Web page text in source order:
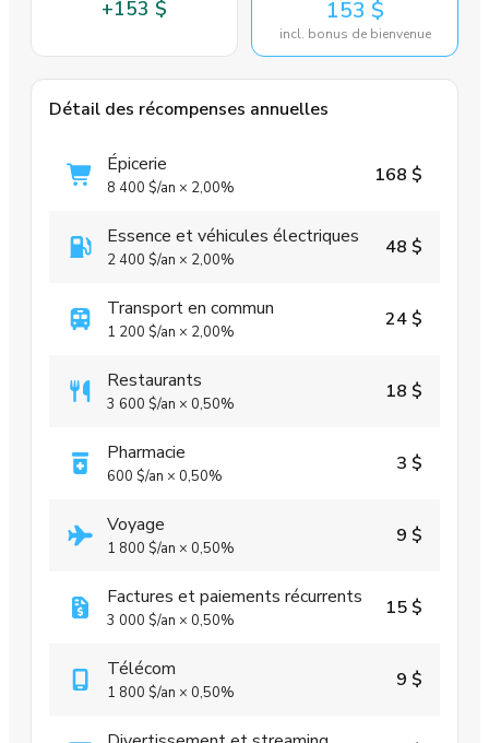
+153 $ 153 $
incl. bonus de bienvenue
Détail des récompenses annuelles
Épicerie
8 400 $/an × 2,00%
168 $
Essence et véhicules électriques
2 400 $/an × 2,00%
48 $
Transport en commun
1 200 $/an × 2,00%
24 $
Restaurants
3 600 $/an × 0,50%
18 $
Pharmacie
600 $/an × 0,50%
3 $
Voyage
1 800 $/an × 0,50%
9 $
Factures et paiements récurrents
3 000 $/an × 0,50%
15 $
Télécom
1 800 $/an × 0,50%
9 $